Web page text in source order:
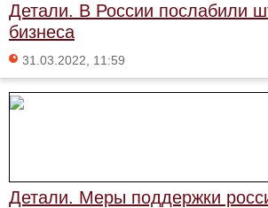
Детали. В России послабили
бизнеса
31.03.2022, 11:59
Детали. Меры поддержки